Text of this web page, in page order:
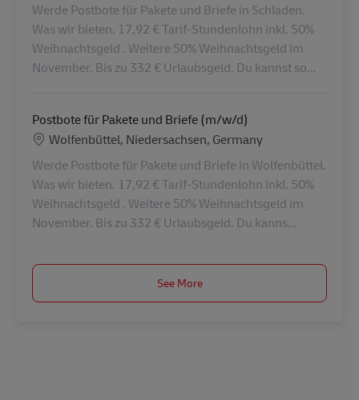
Werde Postbote für Pakete und Briefe in Schladen.
Was wir bieten. 17,92 € Tarif-Stundenlohn inkl. 50%
Weihnachtsgeld . Weitere 50% Weihnachtsgeld im
November. Bis zu 332 € Urlaubsgeld. Du kannst so...
Postbote für Pakete und Briefe (m/w/d)
Location
Wolfenbüttel, Niedersachsen, Germany
Werde Postbote für Pakete und Briefe in Wolfenbüttel.
Was wir bieten. 17,92 € Tarif-Stundenlohn inkl. 50%
Weihnachtsgeld . Weitere 50% Weihnachtsgeld im
November. Bis zu 332 € Urlaubsgeld. Du kanns...
See More